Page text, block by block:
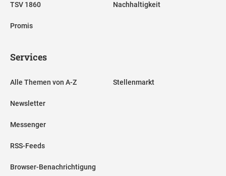
TSV 1860
Promis
Nachhaltigkeit
Services
Alle Themen von A-Z
Newsletter
Messenger
RSS-Feeds
Browser-Benachrichtigung
Stellenmarkt